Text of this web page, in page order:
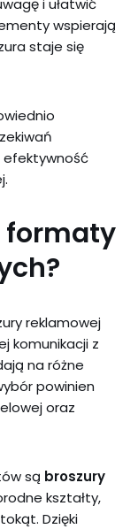
wspierają
staje się
efektywność
formaty
reklamowej
komunikacji z
na różne
powinien
oraz
są broszury
kształty,
Dzięki